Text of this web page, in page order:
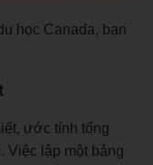
học Canada, bạn
ước tính tổng
Việc lập một bảng